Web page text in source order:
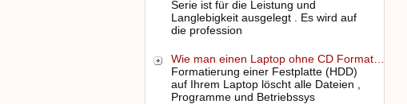
Serie ist für die Leistung und
Langlebigkeit ausgelegt . Es wird auf
die profession
Wie man einen Laptop ohne CD Format…
Formatierung einer Festplatte (HDD)
auf Ihrem Laptop löscht alle Dateien ,
Programme und Betriebssys